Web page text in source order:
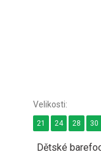
Dětské
21 24 28 30